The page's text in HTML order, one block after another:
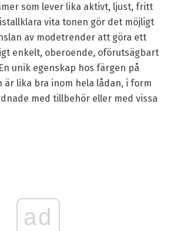
som lever lika aktivt, ljust, fritt
vita tonen gör det möjligt
av modetrender att göra ett
enkelt, oberoende, oförutsägbart
unik egenskap hos färgen på
lika bra inom hela lådan, i form
med tillbehör eller med vissa
ad